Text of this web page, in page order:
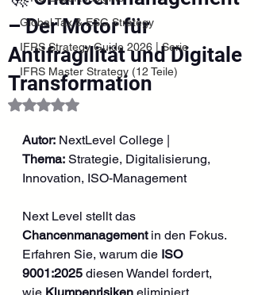
Global Tax & ESG Strategy
IFRS Strategy Guide 2026 | Serie
IFRS Master Strategy (12 Teile)
– Der Motor für
Antifragilität und Digitale
Transformation
Mit NaN von 5 Sternen bewertet.
Autor: NextLevel College |
Thema: Strategie, Digitalisierung,
Innovation, ISO-Management
Next Level stellt das
Chancenmanagement in den Fokus.
Erfahren Sie, warum die ISO
9001:2025 diesen Wandel fordert,
wie Klumpenrisiken eliminiert